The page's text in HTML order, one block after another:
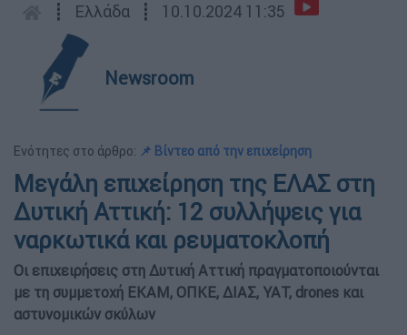
┋ Ελλάδα ┋ 10.10.2024 11:35
Newsroom
Ενότητες στο άρθρο: 📌 Βίντεο από την επιχείρηση
Μεγάλη επιχείρηση της ΕΛΑΣ στη
Δυτική Αττική: 12 συλλήψεις για
ναρκωτικά και ρευματοκλοπή
Οι επιχειρήσεις στη Δυτική Αττική πραγματοποιούνται
με τη συμμετοχή ΕΚΑΜ, ΟΠΚΕ, ΔΙΑΣ, ΥΑΤ, drones και
αστυνομικών σκύλων